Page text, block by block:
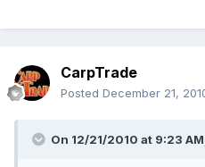
CarpTrade
Posted December 21,
On 12/21/2010 at 9:23